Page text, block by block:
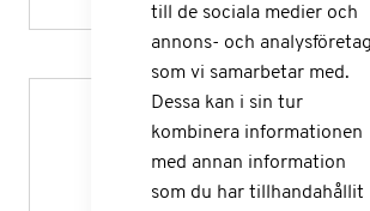
till de sociala medier och
annons- och analysföretag
som vi samarbetar med.
Dessa kan i sin tur
kombinera informationen
med annan information
som du har tillhandahållit